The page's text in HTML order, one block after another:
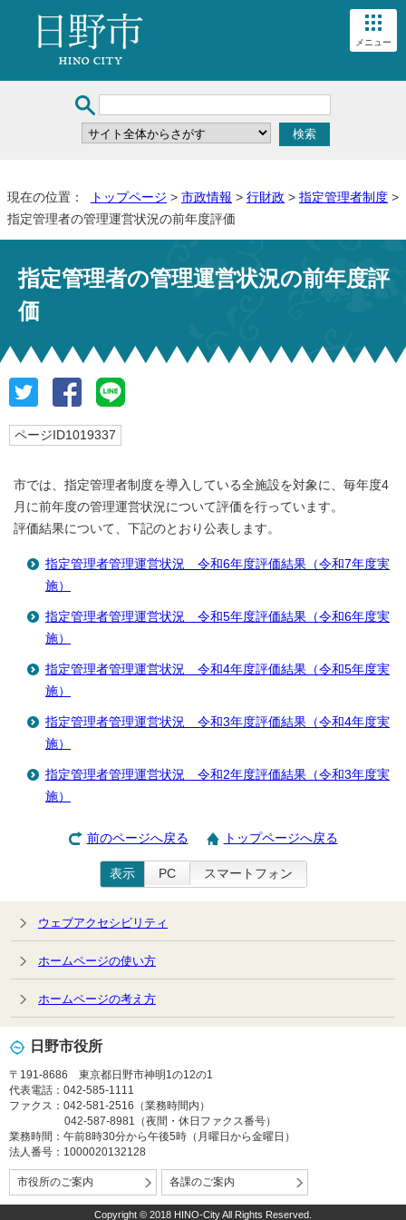
メニュー
現在の位置： トップページ > 市政情報 > 行財政 > 指定管理者制度 >
指定管理者の管理運営状況の前年度評価
指定管理者の管理運営状況の前年度評
価
ページID1019337
市では、指定管理者制度を導入している全施設を対象に、毎年度4
月に前年度の管理運営状況について評価を行っています。
評価結果について、下記のとおり公表します。
指定管理者管理運営状況 令和6年度評価結果（令和7年度実
施）
指定管理者管理運営状況 令和5年度評価結果（令和6年度実
施）
指定管理者管理運営状況 令和4年度評価結果（令和5年度実
施）
指定管理者管理運営状況 令和3年度評価結果（令和4年度実
施）
指定管理者管理運営状況 令和2年度評価結果（令和3年度実
施）
前のページへ戻る トップページへ戻る
表示 PC スマートフォン
ウェブアクセシビリティ
ホームページの使い方
ホームページの考え方
日野市役所
〒191-8686 東京都日野市神明1の12の1
代表電話：042-585-1111
ファクス：042-581-2516（業務時間内）
042-587-8981（夜間・休日ファクス番号）
業務時間：午前8時30分から午後5時（月曜日から金曜日）
法人番号：1000020132128
市役所のご案内 各課のご案内
Copyright © 2018 HINO-City All Rights Reserved.